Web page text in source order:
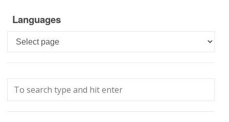
Languages
Languages